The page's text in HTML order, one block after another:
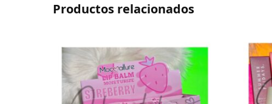
Productos relacionados